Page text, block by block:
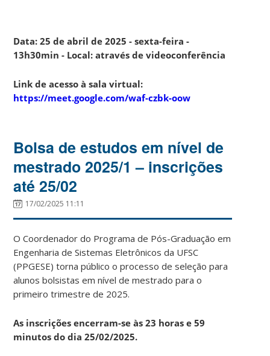
Data: 25 de abril de 2025 - sexta-feira -
13h30min - Local: através de videoconferência
Link de acesso à sala virtual:
https://meet.google.com/waf-czbk-oow
Bolsa de estudos em nível de
mestrado 2025/1 – inscrições
até 25/02
17/02/2025 11:11
O Coordenador do Programa de Pós-Graduação em
Engenharia de Sistemas Eletrônicos da UFSC
(PPGESE) torna público o processo de seleção para
alunos bolsistas em nível de mestrado para o
primeiro trimestre de 2025.
As inscrições encerram-se às 23 horas e 59
minutos do dia 25/02/2025.